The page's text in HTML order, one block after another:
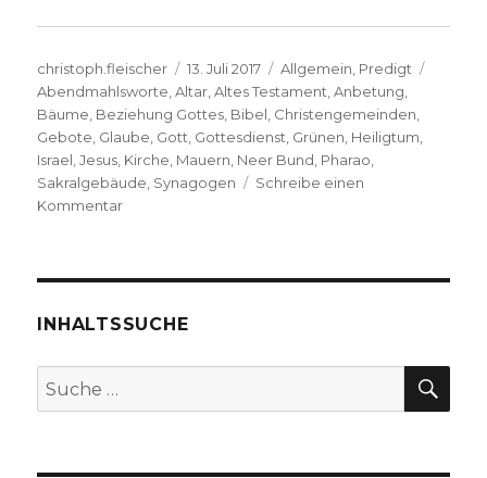
Autor
christoph.fleischer
Veröffentlicht
am
13. Juli 2017 Kategorien
Allgemein, Predigt
Abendmahlsworte,Altar,Altes Testament,Anbetung,
Bäume, Beziehung Gottes, Bibel, Christengemeinden,
Gebote, Glaube, Gott, Gottesdienst, Grünen, Heiligtum,
Israel,Jesus, Kirche, Mauern, Neer Bund, Pharao,
Sakralgebäude, Synagogen
Schreibe einen
Kommentarzu
7,
Fleischer,
2017
INHALTSSUCHE
Suche
nach: